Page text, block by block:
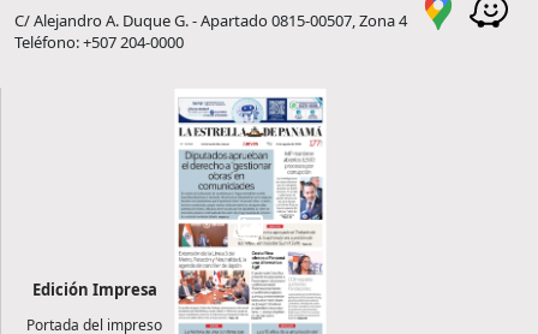
C/ Alejandro A. Duque G. - Apartado 0815-00507, Zona 4
Teléfono: +507 204-0000
Edición Impresa
Portada del impreso